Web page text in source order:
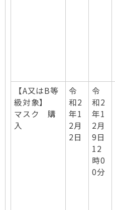
【A又はB等
級対象】
マスク 購
入
令
和2
年1
2月
2日
令
和2
年1
2月
9日
12
時0
0分